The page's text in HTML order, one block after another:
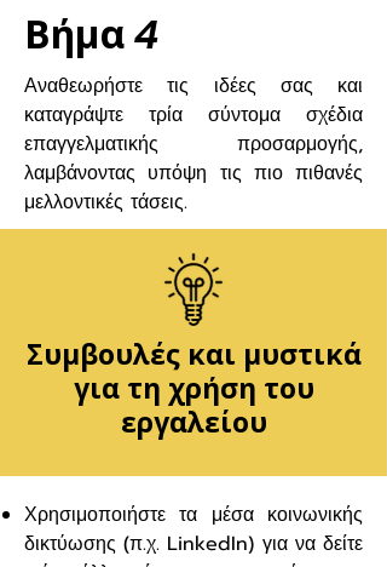
Βήμα4
Αναθεωρήστε τις ιδέες σας και
καταγράψτε τρία σύντομα σχέδια
επαγγελματικής προσαρμογής,
λαμβάνοντας υπόψη τις πιο πιθανές
μελλοντικές τάσεις.
Συμβουλές και μυστικά
για τη χρήση του
εργαλείου
Χρησιμοποιήστε τα μέσα κοινωνικής
δικτύωσης (π.χ. LinkedIn) για να δείτε